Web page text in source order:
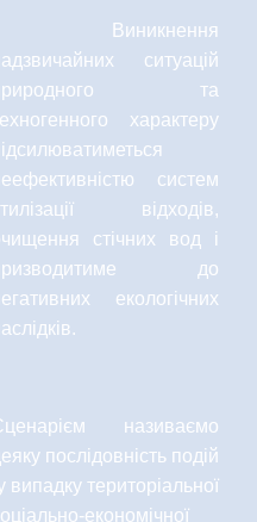
Виникнення
ситуацій
та
характеру
систем
відходів,
стічних вод і
до
екологічних
називаємо
послідовність подій
випадку територіальної
економічної